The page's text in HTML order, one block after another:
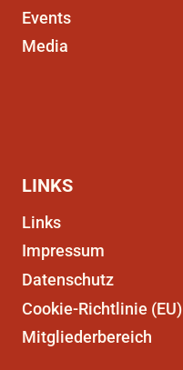
Events
Media
LINKS
Links
Impressum
Datenschutz
Cookie-Richtlinie (EU)
Mitgliederbereich